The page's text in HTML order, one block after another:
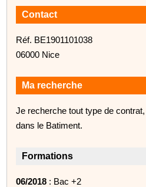
Contact
Réf. BE1901101038
06000 Nice
Ma recherche
Je recherche tout type de
dans le Batiment.
Formations
06/2018 : Bac +2